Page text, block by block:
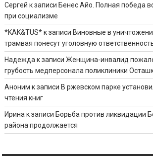
Сергей к записиБенес Айо. Полная победа
при социализме
*KAK&TUS*к записиВиновные в
трамвая понесут уголовную
Надежда к записиЖенщина-инвалид
грубость медперсонала поликлиники
Аноним к записиВ ржевском парке
чтения книг
Ирина к записиБорьба против ликвидации
района продолжается